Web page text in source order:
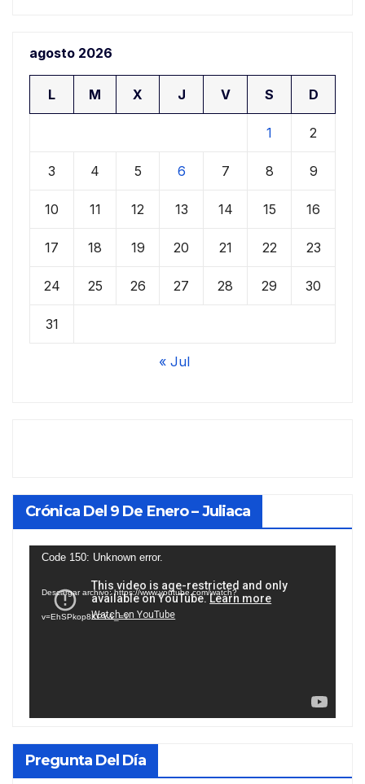
agosto 2026
L M X J V S D
1 2
3 4 5 6 7 8 9
10 11 12 13 14 15 16
17 18 19 20 21 22 23
24 25 26 27 28 29 30
31
« Jul
Crónica Del 9 De Enero – Juliaca
Reproductor
vídeo
Code 150: Unknown error.
Descargar archivo: https://www.youtube.com/watch?
v=EhSPkop8KPY&_=1
Pregunta Del Día